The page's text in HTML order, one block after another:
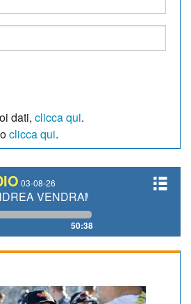
dati, clicca qui.
clicca qui.
03-08-26
FILIPPO FIORELLI
50:38